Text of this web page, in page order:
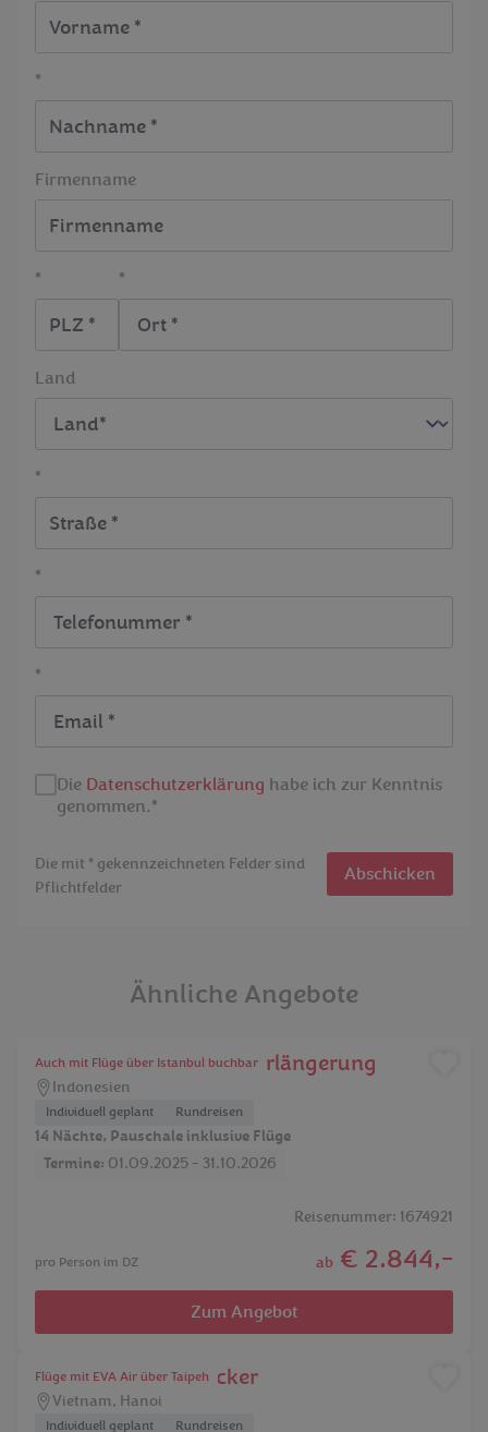
*
Firmenname
* *
Land
*
*
*
Die Datenschutzerklärung habe ich zur Kenntnis
genommen.*
Die mit * gekennzeichneten Felder sind
Pflichtfelder
Abschicken
Ähnliche Angebote
Auch mit Flüge über Istanbul buchbar
Bali Erleben mit Badeverlängerung
Indonesien
Individuell geplant Rundreisen
14 Nächte, Pauschale inklusive Flüge
Termine: 01.09.2025 - 31.10.2026
Reisenummer: 1674921
pro Person im DZ ab € 2.844,-
Zum Angebot
Flüge mit EVA Air über Taipeh
Vietnam für Entdecker
Vietnam, Hanoi
Individuell geplant Rundreisen